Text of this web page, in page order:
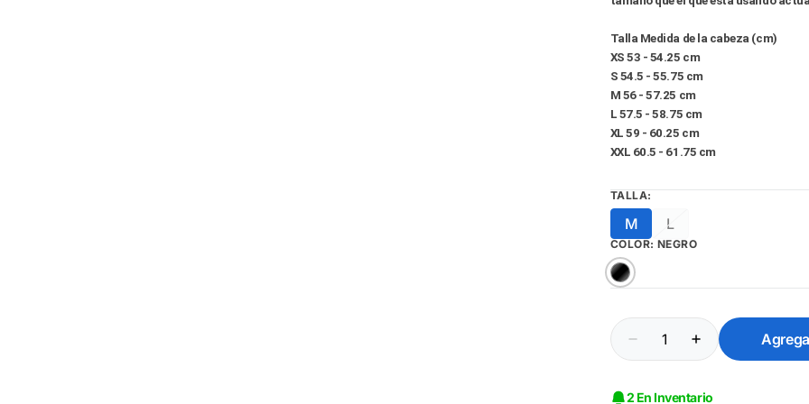
Talla Medida de la cabeza (cm)
XS 53 - 54.25 cm
S 54.5 - 55.75 cm
M 56 - 57.25 cm
L 57.5 - 58.75 cm
XL 59 - 60.25 cm
XXL 60.5 - 61.75 cm
TALLA:
M
Variante
agotada
o
no
disponible
LVariante
agotada
disponible
COLOR: NEGRO
Negro
Reducir
cantidad
Abierto
Cantidad
Aumentar
cantidad
Abierto
2 En Inventario